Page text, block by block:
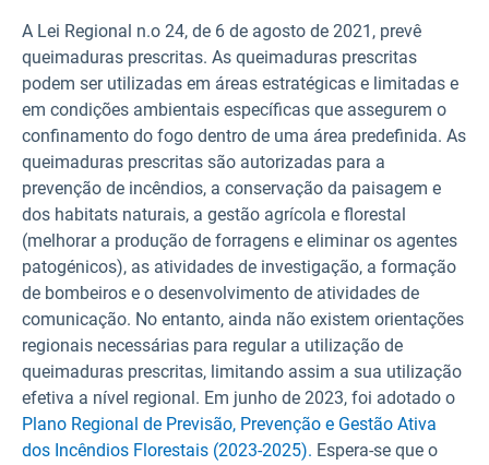
A Lei Regional n.o 24, de 6 de agosto de 2021, prevê
queimaduras prescritas. As queimaduras prescritas
podem ser utilizadas em áreas estratégicas e limitadas e
em condições ambientais específicas que assegurem o
confinamento do fogo dentro de uma área predefinida. As
queimaduras prescritas são autorizadas para a
prevenção de incêndios, a conservação da paisagem e
dos habitats naturais, a gestão agrícola e florestal
(melhorar a produção de forragens e eliminar os agentes
patogénicos), as atividades de investigação, a formação
de bombeiros e o desenvolvimento de atividades de
comunicação. No entanto, ainda não existem orientações
regionais necessárias para regular a utilização de
queimaduras prescritas, limitando assim a sua utilização
efetiva a nível regional. Em junho de 2023, foi adotado o
Plano Regional de Previsão, Prevenção e Gestão Ativa
dos Incêndios Florestais (2023-2025). Espera-se que o